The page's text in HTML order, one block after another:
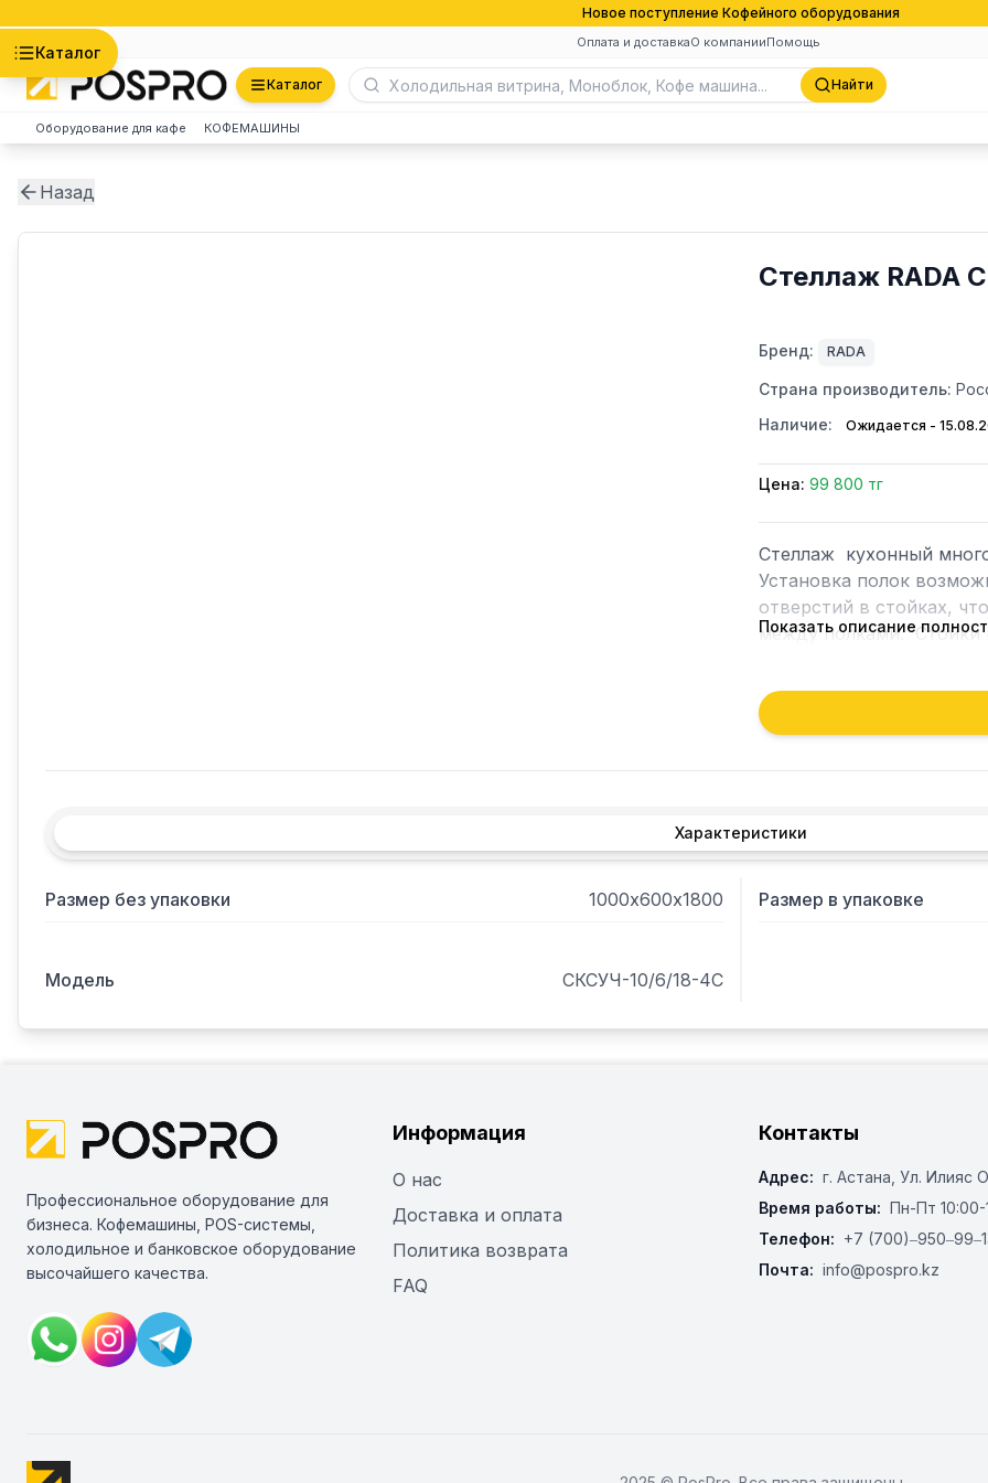
Новое поступление Кофейного оборудования
Оплата и доставкаО компанииПомощь
Каталог
Каталог Найти
Оборудование для кафе КОФЕМАШИНЫ
Назад
Стеллаж RADA
Бренд: RADA
Страна производитель:
Наличие:
Ожидается -
Цена: 99 800 тг
Стеллаж  кухонный
Установка полок
отверстий в стойках,
между полками.  Стойки
нержавеющая сталь
в разобраном виде.
полку
Габариты упаковки
Показать описание
Характеристики
Размер без упаковки 1000х600х1800 Размер в упаковке
Модель СКСУЧ-10/6/18-4С
Профессиональное оборудование для
бизнеса. Кофемашины, POS-системы,
холодильное и банковское оборудование
высочайшего качества.
Информация
О нас
Доставка и оплата
Политика возврата
FAQ
Контакты
Адрес: г. Астана, ​Ул. Илияс
Время работы: Пн-Пт 10:00-
Телефон: +7
Почта: info@pospro.kz